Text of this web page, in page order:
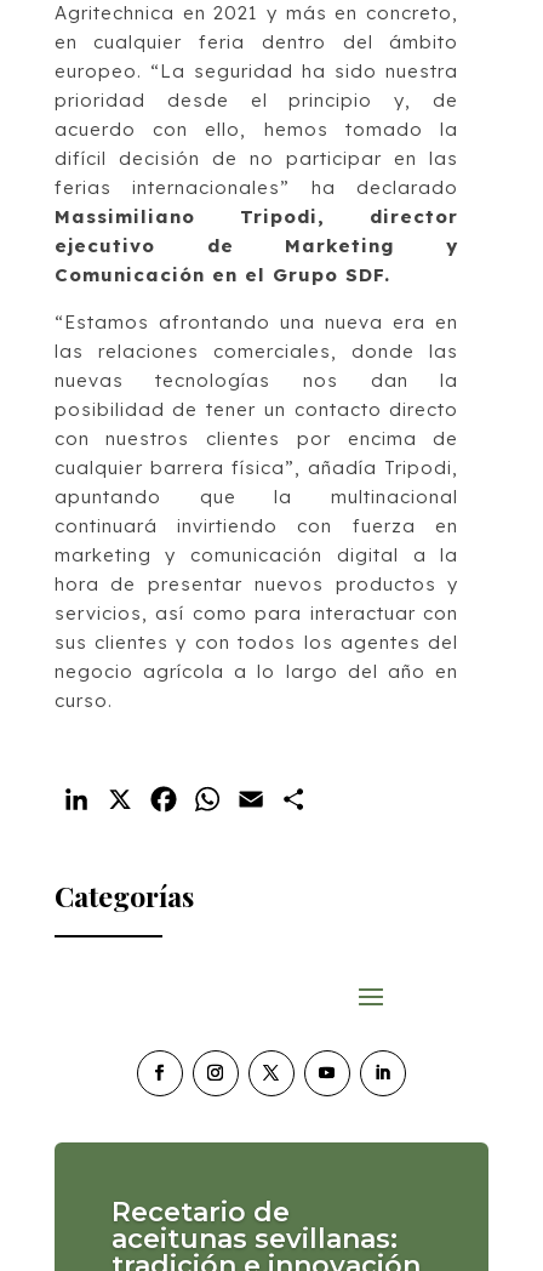
Agritechnica en 2021 y más en concreto,
en cualquier feria dentro del ámbito
europeo. “La seguridad ha sido nuestra
prioridad desde el principio y, de
acuerdo con ello, hemos tomado la
difícil decisión de no participar en las
ferias internacionales” ha declarado
Massimiliano Tripodi, director
ejecutivo de Marketing y
Comunicación en el Grupo SDF.
“Estamos afrontando una nueva era en
las relaciones comerciales, donde las
nuevas tecnologías nos dan la
posibilidad de tener un contacto directo
con nuestros clientes por encima de
cualquier barrera física”, añadía Tripodi,
apuntando que la multinacional
continuará invirtiendo con fuerza en
marketing y comunicación digital a la
hora de presentar nuevos productos y
servicios, así como para interactuar con
sus clientes y con todos los agentes del
negocio agrícola a lo largo del año en
curso.
LinkedIn FacebookWhatsApp
Email
Categorías
Recetario de
aceitunas sevillanas: